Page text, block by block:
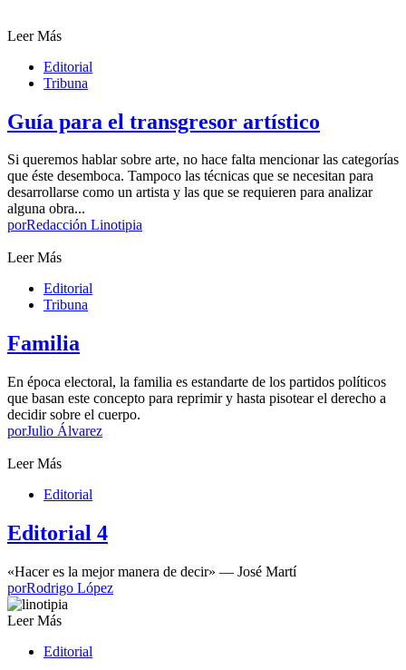
Leer Más
Editorial
Tribuna
Guía para el transgresor artístico
Si queremos hablar sobre arte, no hace falta mencionar las categorías
que éste desemboca. Tampoco las técnicas que se necesitan para
desarrollarse como un artista y las que se requieren para analizar
alguna obra...
porRedacción Linotipia
Leer Más
Editorial
Tribuna
Familia
En época electoral, la familia es estandarte de los partidos políticos
que basan este concepto para reprimir y hasta pisotear el derecho a
decidir sobre el cuerpo.
porJulio Álvarez
Leer Más
Editorial
Editorial 4
«Hacer es la mejor manera de decir» — José Martí
porRodrigo López
Leer Más
Editorial